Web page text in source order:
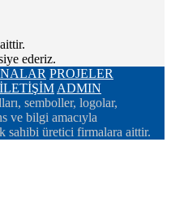
ederiz.
PROJELER
İLETİŞİM ADMIN
semboller, logolar,
ve bilgi amacıyla
sahibi üretici firmalara aittir.